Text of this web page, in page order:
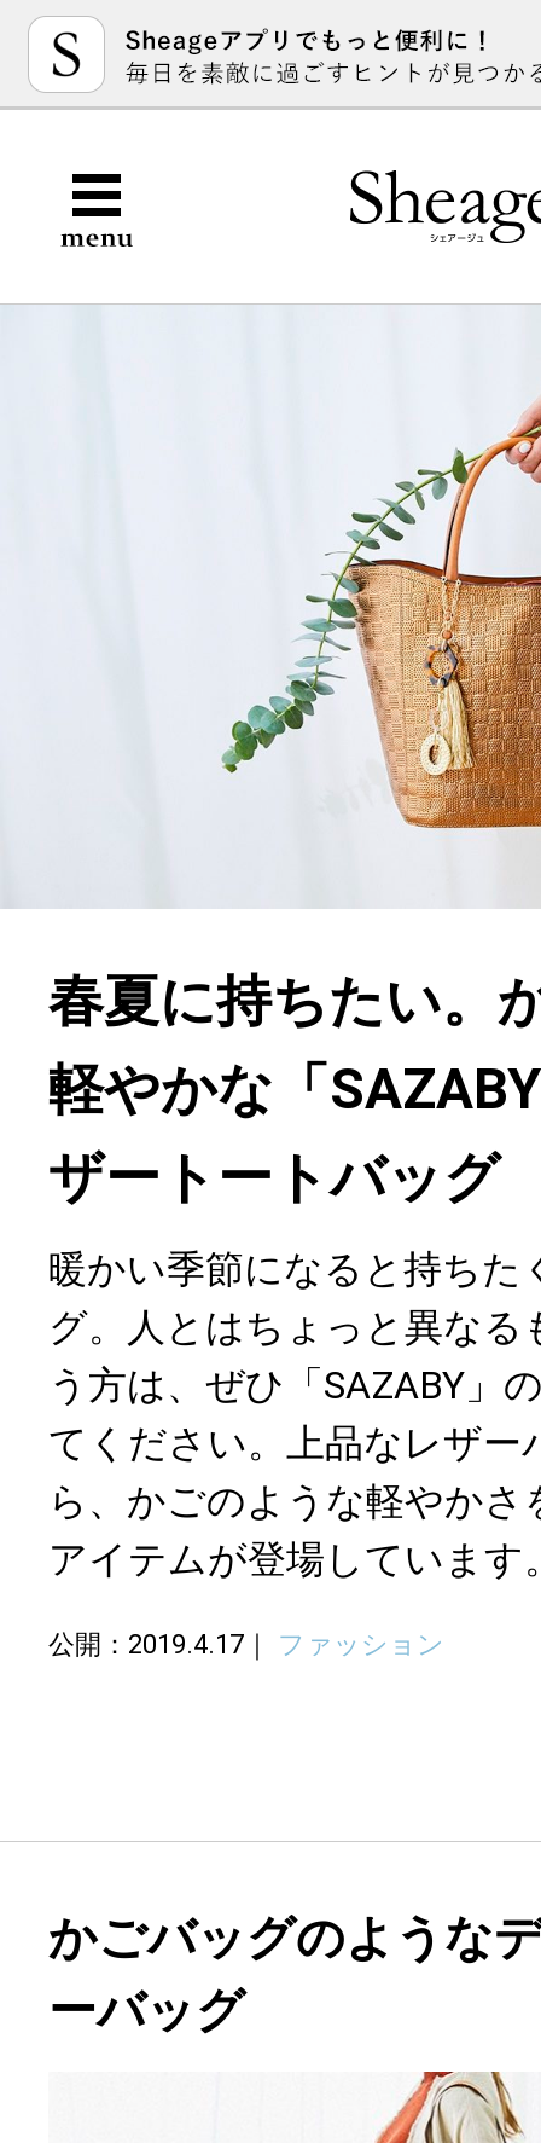
春夏に持ちたい。
軽やかな「
ザートートバッグ
暖かい季節になると持ちた
グ。人とはちょっと異な
う方は、ぜひ「SAZABY」
てください。上品なレザー
ら、かごのような軽やかさ
アイテムが登場しています
公開：2019.4.17 ファッション
かごバッグのような
ーバッグ